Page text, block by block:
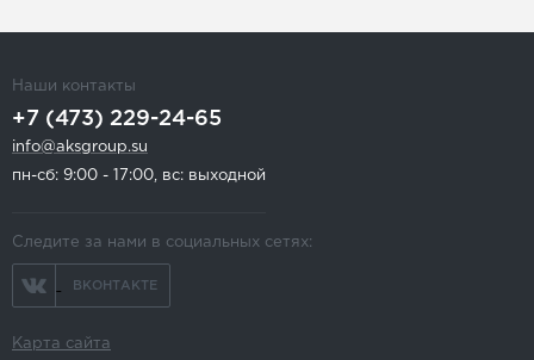
Наши контакты
+7 (473) 229-24-65
info@aksgroup.su
пн-сб: 9:00 - 17:00, вс: выходной
Следите за нами в социальных сетях:
ВКОНТАКТЕ
Карта сайта